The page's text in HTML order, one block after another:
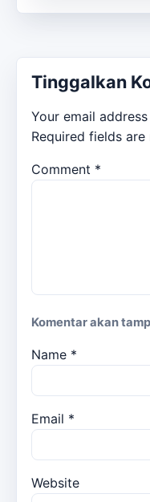
Tinggalkan
Your email
Required fields are
Comment *
Komentar akan
Name *
Email *
Website